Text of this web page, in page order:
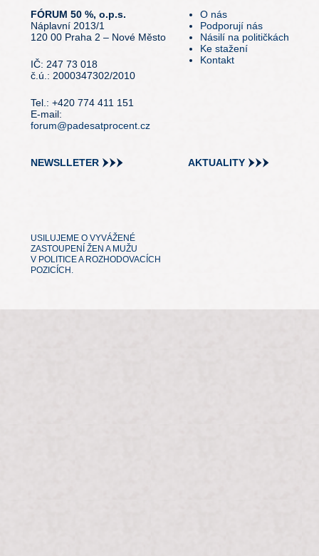
FÓRUM 50 %, o.p.s.
Náplavní 2013/1
120 00 Praha 2 – Nové Město
IČ: 247 73 018
č.ú.: 2000347302/2010
Tel.: +420 774 411 151
E-mail:
forum@padesatprocent.cz
O nás
Podporují nás
Násilí na političkách
Ke stažení
Kontakt
NEWSLLETER AKTUALITY
USILUJEME O VYVÁŽENÉ
ZASTOUPENÍ ŽEN A MUŽU
V POLITICE A ROZHODOVACÍCH
POZICÍCH.